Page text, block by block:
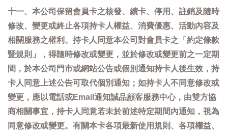
十一、本公司保留會員卡之核發、續卡、停用、註銷及隨時
修改、變更或終止各項持卡人權益、消費優惠、活動內容及
相關服務之權利。持卡人同意本公司對會員卡之「約定條款
暨規則」，得隨時修改或變更，並於修改或變更前之一定期
間，於本公司門市或網站公告或個別通知持卡人後生效，持
卡人同意上述公告可取代個別通知；如持卡人不同意修改或
變更，應以電話或Email通知誠品顧客服務中心，由雙方協
商相關事宜，持卡人同意若未於前述特定期間內通知，視為
同意修改或變更。有關本卡各項最新使用規則、各項權益、